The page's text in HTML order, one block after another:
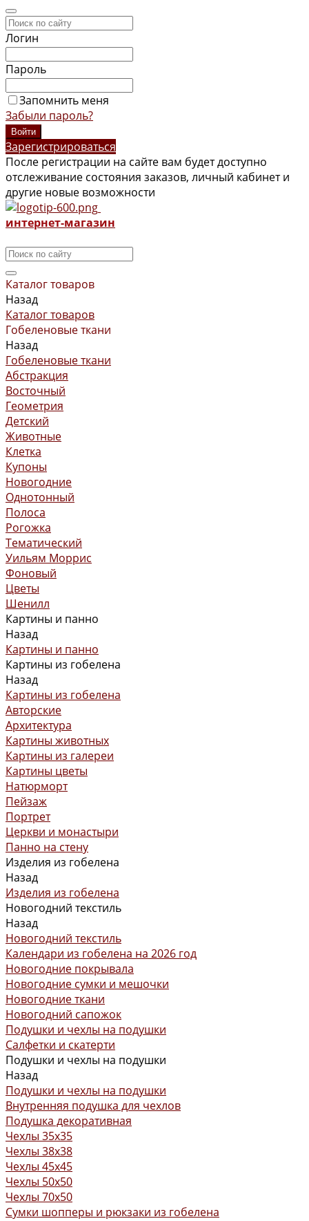
Логин
Пароль
Запомнить меня
Забыли пароль?
Зарегистрироваться
После регистрации на сайте вам будет доступно
отслеживание состояния заказов, личный кабинет и
другие новые возможности
интернет-магазин
Каталог товаров
Назад
Каталог товаров
Гобеленовые ткани
Назад
Гобеленовые ткани
Абстракция
Восточный
Геометрия
Детский
Животные
Клетка
Купоны
Новогодние
Однотонный
Полоса
Рогожка
Тематический
Уильям Моррис
Фоновый
Цветы
Шенилл
Картины и панно
Назад
Картины и панно
Картины из гобелена
Назад
Картины из гобелена
Авторские
Архитектура
Картины животных
Картины из галереи
Картины цветы
Натюрморт
Пейзаж
Портрет
Церкви и монастыри
Панно на стену
Изделия из гобелена
Назад
Изделия из гобелена
Новогодний текстиль
Назад
Новогодний текстиль
Календари из гобелена на 2026 год
Новогодние покрывала
Новогодние сумки и мешочки
Новогодние ткани
Новогодний сапожок
Подушки и чехлы на подушки
Салфетки и скатерти
Подушки и чехлы на подушки
Назад
Подушки и чехлы на подушки
Внутренняя подушка для чехлов
Подушка декоративная
Чехлы 35x35
Чехлы 38х38
Чехлы 45x45
Чехлы 50x50
Чехлы 70x50
Сумки шопперы и рюкзаки из гобелена